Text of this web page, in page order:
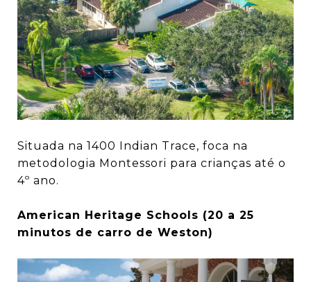
Situada na 1400 Indian Trace, foca na
metodologia Montessori para crianças até o
4º ano.
American Heritage Schools (20 a 25
minutos de carro de Weston)